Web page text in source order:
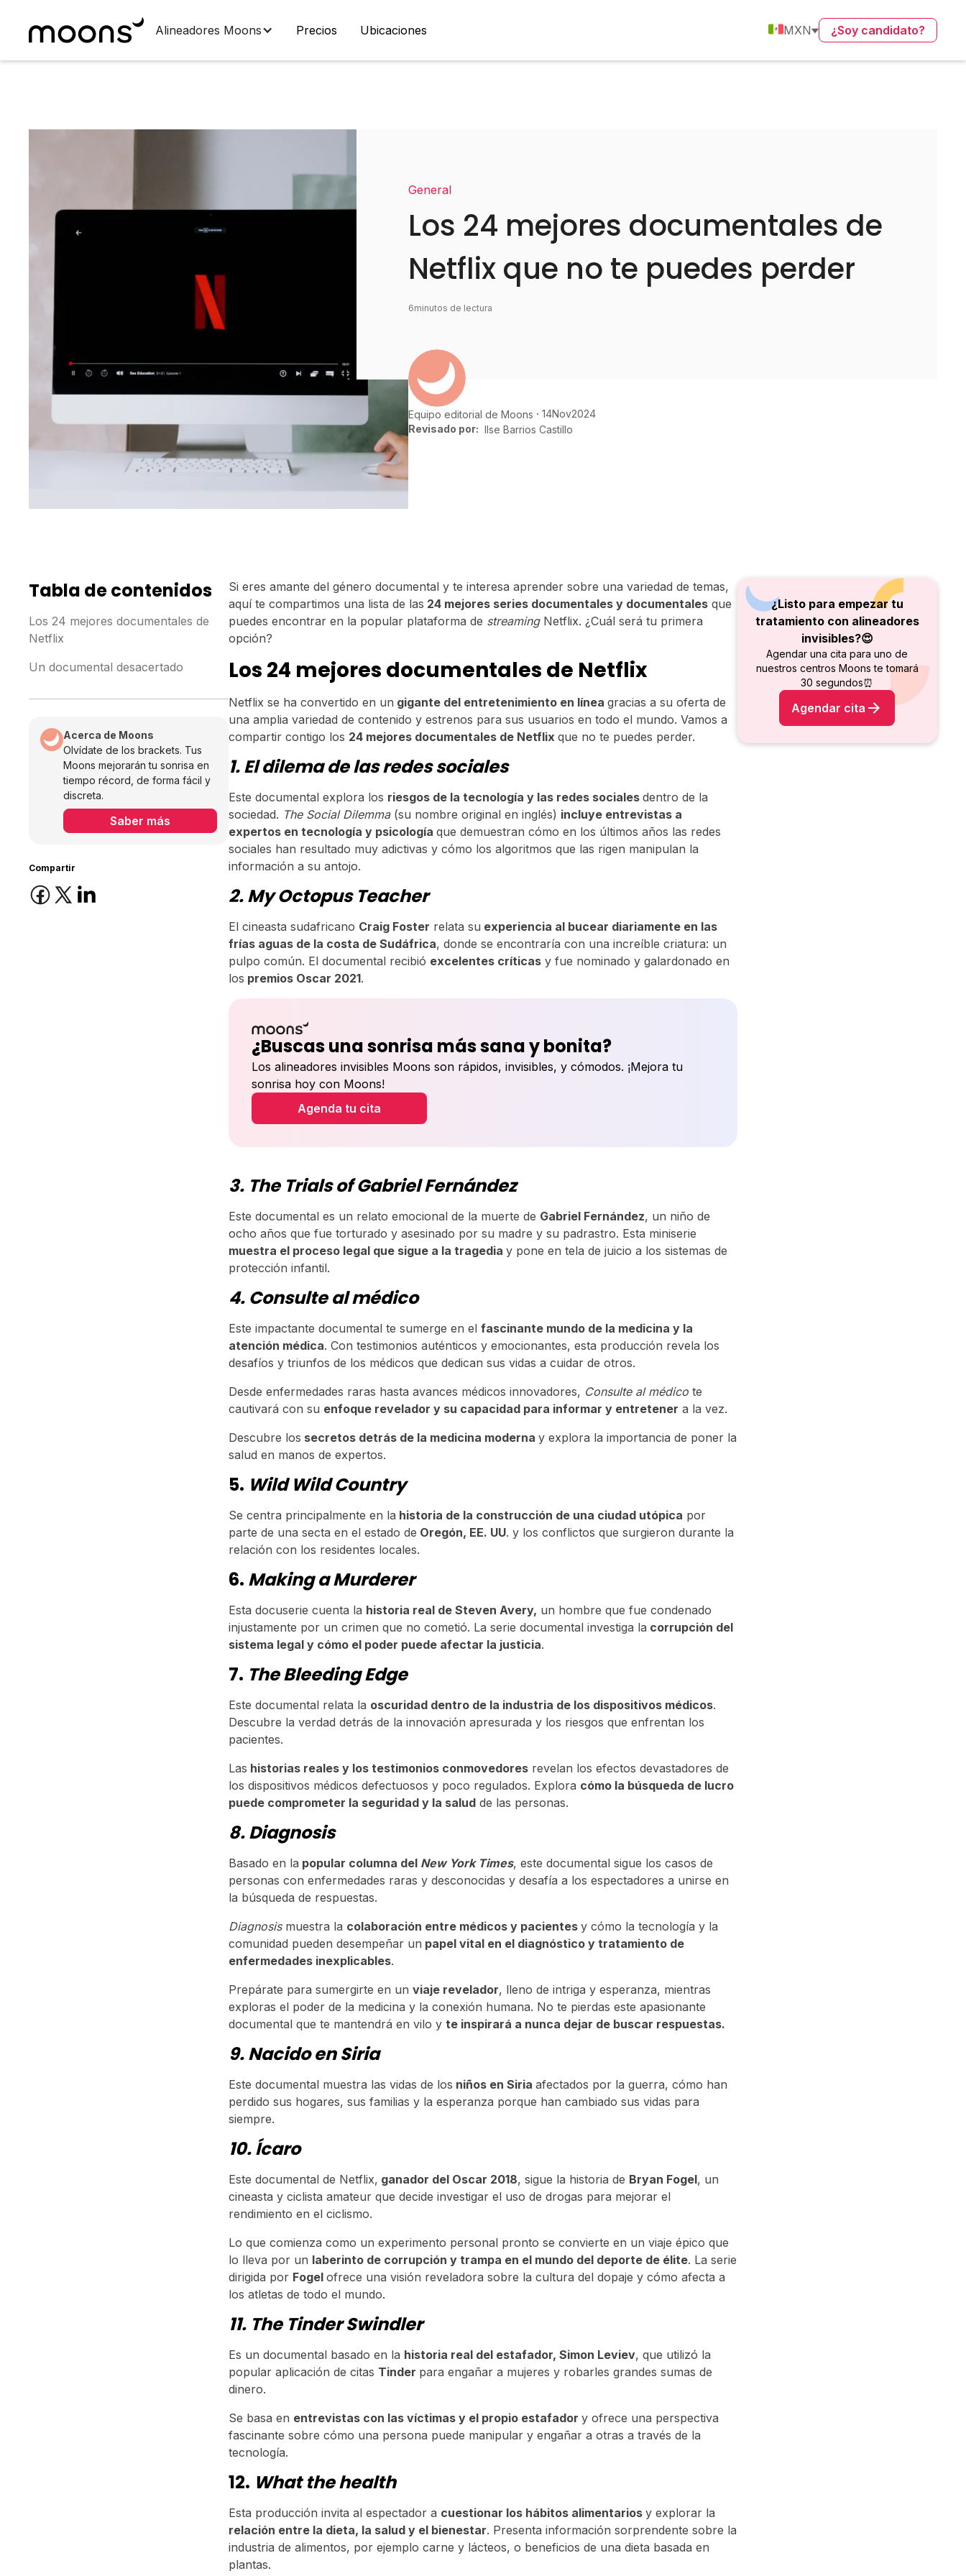
Alineadores Moons Precios Ubicaciones MXN ¿Soy candidato?
General
Los 24 mejores documentales de
Netflix que no te puedes perder
6minutos de lectura
Equipo editorial de Moons 14Nov2024
Revisado por: Ilse Barrios Castillo
Tabla de contenidos
Los 24 mejores documentales de
Netflix
Un documental desacertado
Acerca de Moons
Olvídate de los brackets. Tus
Moons mejorarán tu sonrisa en
tiempo récord, de forma fácil y
discreta.
Saber más
Compartir
Si eres amante del género documental y te interesa aprender sobre una variedad de temas,
aquí te compartimos una lista de las 24 mejores series documentales y documentales que
puedes encontrar en la popular plataforma de streamingNetflix. ¿Cuál será tu primera
opción?
Los 24 mejores documentales de Netflix
Netflix se ha convertido en un gigante del entretenimiento en líneagracias a su oferta de
una amplia variedad de contenido y estrenos para sus usuarios en todo el mundo. Vamos a
compartir contigo los 24 mejores documentales de Netflixque no te puedes perder.
1. El dilema de las redes sociales
Este documental explora los riesgos de la tecnología y las redes socialesdentro de la
sociedad. The Social Dilemma(su nombre original en inglés) incluye entrevistas a
expertos en tecnología y psicologíaque demuestran cómo en los últimos años las redes
sociales han resultado muy adictivas y cómo los algoritmos que las rigen manipulan la
información a su antojo.
2. My Octopus Teacher
El cineasta sudafricano Craig Foster relata su experiencia al bucear diariamente en las
frías aguas de la costa de Sudáfrica, donde se encontraría con una increíble criatura: un
pulpo común. El documental recibió excelentes críticas y fue nominado y galardonado en
los premios Oscar 2021.
¿Buscas una sonrisa más sana y bonita?
Los alineadores invisibles Moons son rápidos, invisibles, y cómodos. ¡Mejora tu
sonrisa hoy con Moons!
Agenda tu cita
3. The Trials of Gabriel Fernández
Este documental es un relato emocional de la muerte de Gabriel Fernández, un niño de
ocho años que fue torturado y asesinado por su madre y su padrastro. Esta miniserie
muestra el proceso legal que sigue a la tragediay pone en tela de juicio a los sistemas de
protección infantil.
4. Consulte al médico
Este impactante documental te sumerge en elfascinante mundo de la medicina y la
atención médica. Con testimonios auténticos y emocionantes, esta producción revela los
desafíos y triunfos de los médicos que dedican sus vidas a cuidar de otros.
Desde enfermedades raras hasta avances médicos innovadores, Consulte al médico te
cautivará con su enfoque revelador y su capacidad para informar y entretener a la vez.
Descubre los secretos detrás de la medicina modernay explora la importancia de poner la
salud en manos de expertos.
5. Wild Wild Country
Se centra principalmente en la historia de la construcción de una ciudad utópica por
parte de una secta en el estado de Oregón, EE. UU. y los conflictos que surgieron durante la
relación con los residentes locales.
6. Making a Murderer
Esta docuserie cuenta la historia real de Steven Avery, un hombre que fue condenado
injustamente por un crimen que no cometió. La serie documental investiga la corrupción del
sistema legal y cómo el poder puede afectar la justicia.
7. The Bleeding Edge
Este documental relata la oscuridad dentro de la industria de los dispositivos médicos.
Descubre la verdad detrás de la innovación apresurada y los riesgos que enfrentan los
pacientes.
Las historias reales y los testimonios conmovedores revelan los efectos devastadores de
los dispositivos médicos defectuosos y poco regulados. Explora cómo la búsqueda de lucro
puede comprometer la seguridad y la salud de las personas.
8. Diagnosis
Basado en la popular columna del New York Times, este documental sigue los casos de
personas con enfermedades raras y desconocidas y desafía a los espectadores a unirse en
la búsqueda de respuestas.
Diagnosis muestra la colaboración entre médicos y pacientesy cómo la tecnología y la
comunidad pueden desempeñar un papel vital en el diagnóstico y tratamiento de
enfermedades inexplicables.
Prepárate para sumergirte en unviaje revelador, lleno de intriga y esperanza, mientras
exploras el poder de la medicina y la conexión humana. No te pierdas este apasionante
documental que te mantendrá en vilo yte inspirará a nunca dejar de buscar respuestas.
9. Nacido en Siria
Este documental muestra las vidas de los niños en Siriaafectados por la guerra, cómo han
perdido sus hogares, sus familias y la esperanza porque han cambiado sus vidas para
siempre.
10. Ícaro
Este documental de Netflix, ganador del Oscar 2018, sigue la historia de Bryan Fogel, un
cineasta y ciclista amateur que decide investigar el uso de drogas para mejorar el
rendimiento en el ciclismo.
Lo que comienza como un experimento personal pronto se convierte en un viaje épico que
lo lleva por un laberinto de corrupción y trampa en el mundo del deporte de élite. La serie
dirigida por Fogelofrece una visión reveladora sobre la cultura del dopaje y cómo afecta a
los atletas de todo el mundo.
11. The Tinder Swindler
Es un documental basado en la historia real del estafador, Simon Leviev, que utilizó la
popular aplicación de citas Tinder para engañar a mujeres y robarles grandes sumas de
dinero.
Se basa en entrevistas con las víctimas y el propio estafadory ofrece una perspectiva
fascinante sobre cómo una persona puede manipular y engañar a otras a través de la
tecnología.
12. What the health
Esta producción invita al espectador a cuestionar los hábitos alimentariosy explorar la
relación entre la dieta, la salud y el bienestar. Presenta información sorprendente sobre la
industria de alimentos, por ejemplo carne y lácteos, o beneficios de una dieta basada en
plantas.
¿Listo para empezar tu
tratamiento con alineadores
invisibles?😍
Agendar una cita para uno de
nuestros centros Moons te tomará
30 segundos⏰
Agendar cita